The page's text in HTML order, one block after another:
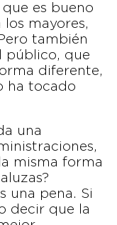
es bueno
mayores,
también
público, que
diferente,
ha tocado
una
misma forma
una pena. Si
decir que la